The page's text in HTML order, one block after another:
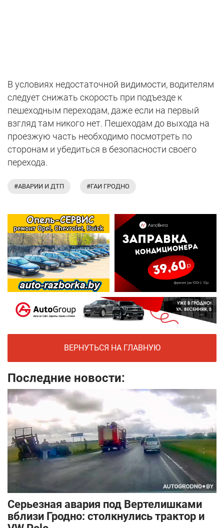
В условиях недостаточной видимости, водителям
следует снижать скорость при подъезде к
пешеходным переходам, даже если на первый
взгляд там никого нет. Пешеходам до выхода на
проезжую часть необходимо посмотреть по
сторонам и убедиться в безопасности своего
перехода.
#АВАРИИ И ДТП #ГАИ ГРОДНО
ВЕРНУТЬСЯ НА ГЛАВНУЮ
Последние новости:
Серьезная авария под Вертелишками
вблизи Гродно: столкнулись трактор и